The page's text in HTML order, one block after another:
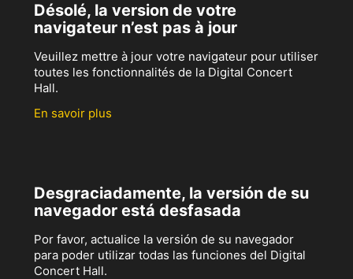
Désolé, la version de votre
navigateur n’est pas à jour
Veuillez mettre à jour votre navigateur pour utiliser
toutes les fonctionnalités de la Digital Concert
Hall.
En savoir plus
Desgraciadamente, la versión de su
navegador está desfasada
Por favor, actualice la versión de su navegador
para poder utilizar todas las funciones del Digital
Concert Hall.